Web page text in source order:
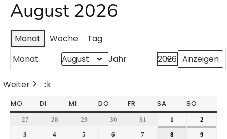
August 2026
Monat Woche
Tag
Monat
Jahr
Zurück
Heute
Weiter
MO DI MI DO FR SA SO
27 28 29 30 31 1
2
3
4 5 6 7 8
9